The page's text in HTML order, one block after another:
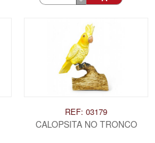
REF: 03179
CALOPSITA NO TRONCO